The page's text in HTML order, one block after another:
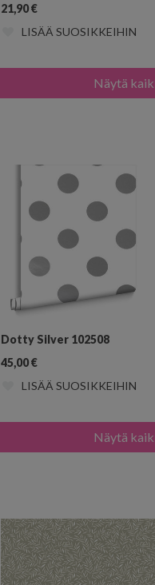
21,90€
LISÄÄ SUOSIKKEIHIN
Näytä
Dotty Silver 102508
45,00€
LISÄÄ SUOSIKKEIHIN
Näytä